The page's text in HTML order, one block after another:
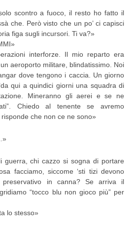
scontro a fuoco, il resto ho fatto il
che. Però visto che un po’ ci capisci
figa sugli incursori. Ti va?»
interforze. Il mio reparto era
aeroporto militare, blindatissimo. Noi
dove tengono i caccia. Un giorno
qui a quindici giorni una squadra di
Mineranno gli aerei e se ne
Chiedo al tenente se avremo
che non ce ne sono»
guerra, chi cazzo si sogna di portare
facciamo, siccome ‘sti tizi devono
preservativo in canna? Se arriva il
“tocco blu non gioco più” per
lo stesso»